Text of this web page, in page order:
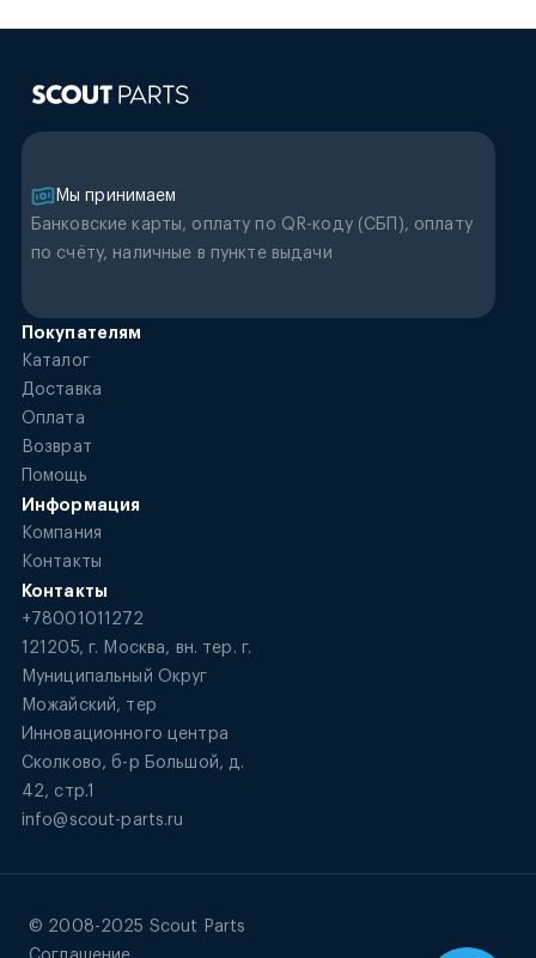
Мы принимаем
Банковские карты, оплату по QR-коду (CБП), оплату
по счёту, наличные в пункте выдачи
Покупателям
Каталог
Доставка
Оплата
Возврат
Помощь
Информация
Компания
Контакты
Контакты
+78001011272
121205, г. Москва, вн. тер. г.
Муниципальный Округ
Можайский, тер
Инновационного центра
Сколково, б-р Большой, д.
42, стр.1
info@scout-parts.ru
© 2008-2025 Scout Parts